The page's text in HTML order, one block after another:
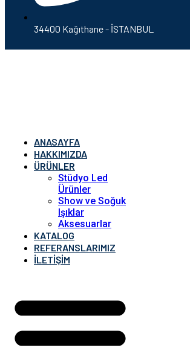
34400 Kağıthane - İSTANBUL
ANASAYFA
HAKKIMIZDA
ÜRÜNLER
Stüdyo Led
Ürünler
Show ve Soğuk
Işıklar
Aksesuarlar
KATALOG
REFERANSLARIMIZ
İLETIŞIM